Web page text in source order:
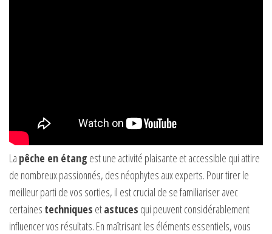
La pêche en étang est une activité plaisante et accessible qui attire
de nombreux passionnés, des néophytes aux experts. Pour tirer le
meilleur parti de vos sorties, il est crucial de se familiariser avec
certaines techniques etastuces qui peuvent considérablement
influencer vos résultats. En maîtrisant les éléments essentiels, vous